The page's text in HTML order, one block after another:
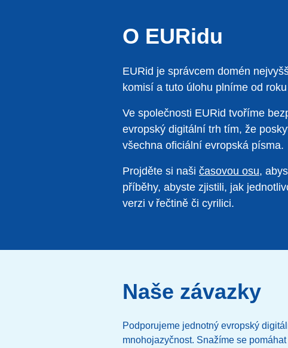
O EURidu
EURid je správcem domén
komisí a tuto úlohu plníme od
Ve společnosti EURid tvoříme
evropský digitální trh tím, že
všechna oficiální evropská písma.
Projděte si naši časovou osu,
příběhy, abyste zjistili, jak
verzi v řečtině či cyrilici.
Naše závazky
Podporujeme jednotný evropský
mnohojazyčnost. Snažíme se